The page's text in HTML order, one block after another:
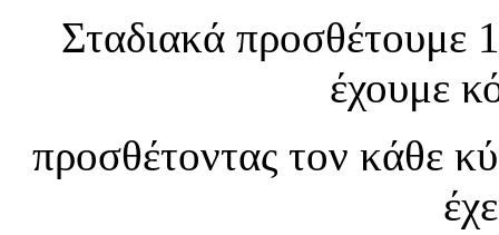
Σταδιακά προσθέτουμε
έχουμε
προσθέτοντας τον κάθε